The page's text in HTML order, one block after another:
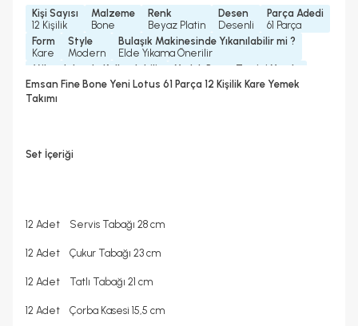
Kişi Sayısı
12 Kişilik
Malzeme
Bone
Renk
Beyaz Platin
Desen
Desenli
Parça Adedi
61 Parça
Form
Kare
Style
Modern
Bulaşık Makinesinde Yıkanılabilir mi ?
Elde Yıkama Önerilir
Mikrodalgada Kullanılabilir
Hayır
Yedek Parça Temini Yapılır
2 Yıl
Garanti Yılı
Emsan Fine Bone Yeni Lotus 61 Parça 12 Kişilik Kare Yemek
Takımı
Set İçeriği
12 Adet Servis Tabağı 28 cm
12 Adet Çukur Tabağı 23 cm
12 Adet Tatlı Tabağı 21 cm
12 Adet Çorba Kasesi 15,5 cm